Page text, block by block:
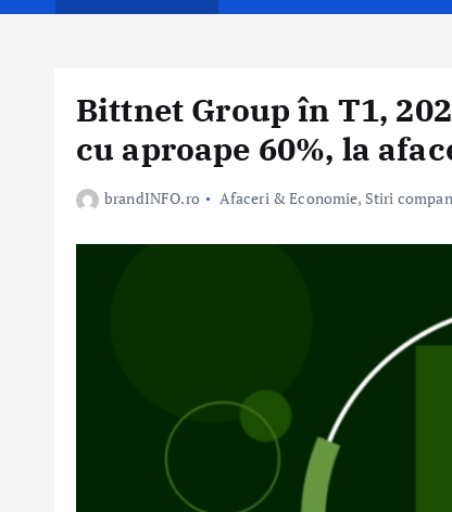
Bittnet Group în T1,
cu aproape 60%, la
brandINFO.ro Afaceri & Economie, Stiri